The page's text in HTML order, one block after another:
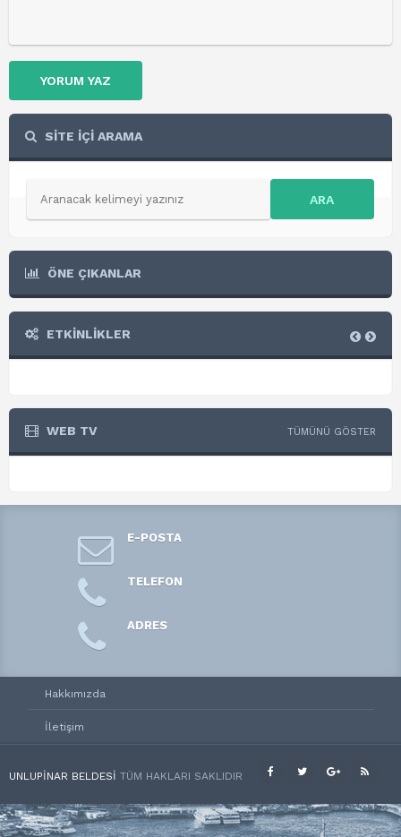
YORUM YAZ
SİTE İÇİ ARAMA
ARA
ÖNE ÇIKANLAR
ETKİNLİKLER
WEB TV TÜMÜNÜ GÖSTER
E-POSTA
TELEFON
ADRES
Hakkımızda
İletişim
UNLUPINAR BELDESI TÜM HAKLARI SAKLIDIR